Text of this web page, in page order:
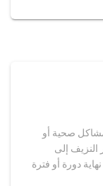
صحية أو
إلى
دورة أو فترة